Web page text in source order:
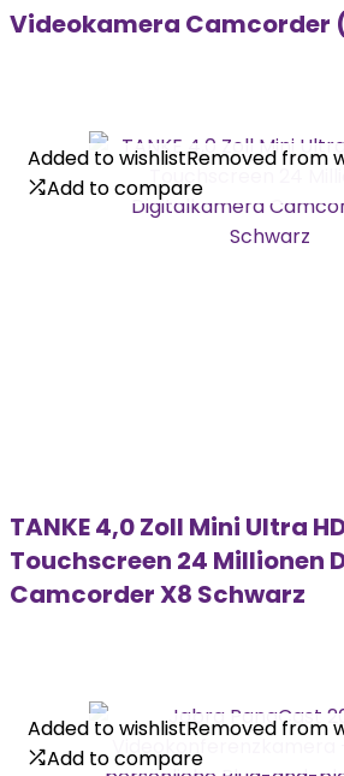
Videokamera Camcorder
Added to wishlistRemoved from
Add to compare
TANKE 4,0 Zoll Mini Ultra
Touchscreen 24 Millionen
Camcorder X8 Schwarz
Added to wishlistRemoved from
Add to compare
Added to wishlistRemoved from
Add to compare
Added to wishlistRemoved from
Add to compare